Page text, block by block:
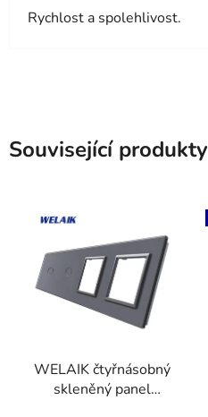
Rychlost a spolehlivost.
Související produkty
WELAIK čtyřnásobný
skleněný panel